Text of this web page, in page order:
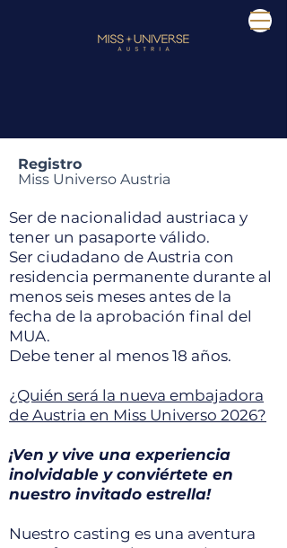
Registro
Miss Universo Austria
Ser de nacionalidad austriaca y
tener un pasaporte válido.
Ser ciudadano de Austria con
residencia permanente durante al
menos seis meses antes de la
fecha de la aprobación final del
MUA.
Debe tener al menos 18 años.
¿Quién será la nueva embajadora
de Austria en Miss Universo 2026?
¡Ven y vive una experiencia
inolvidable y conviértete en
nuestro invitado estrella!
Nuestro casting es una aventura